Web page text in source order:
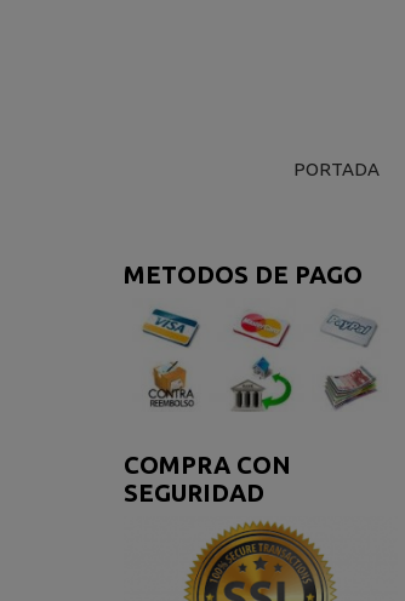
PORTADA
METODOS DE PAGO
COMPRA CON
SEGURIDAD